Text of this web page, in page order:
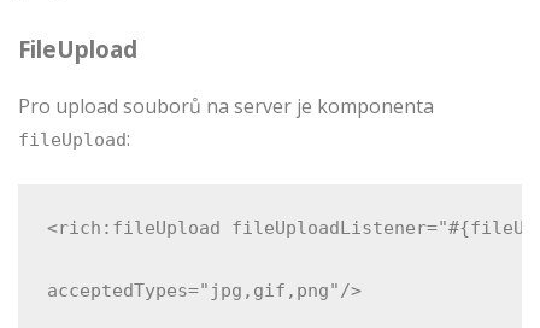
FileUpload
Pro upload souborů na server je komponenta
fileUpload:
<rich:fileUpload
acceptedTypes="jpg,gif,png"/>